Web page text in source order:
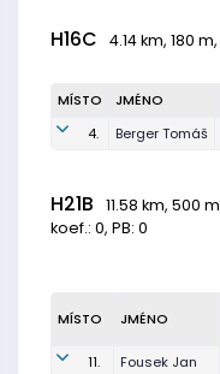
H16C 4.14 km, 180
MÍSTO JMÉNO
4.
Berger Tomáš
H21B 11.58 km, 500
koef.: 0, PB: 0
MÍSTO JMÉNO
11. Fousek Jan